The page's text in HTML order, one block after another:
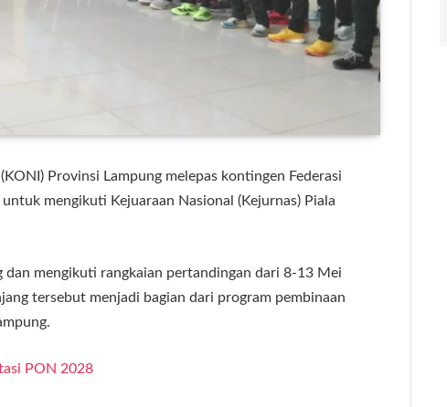
Provinsi Lampung melepas kontingen Federasi
mengikuti Kejuaraan Nasional (Kejurnas) Piala
mengikuti rangkaian pertandingan dari 8-13 Mei
tersebut menjadi bagian dari program pembinaan
PON 2028